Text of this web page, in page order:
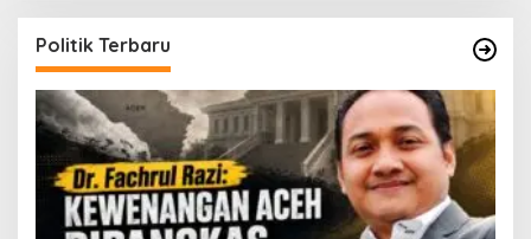
Politik Terbaru